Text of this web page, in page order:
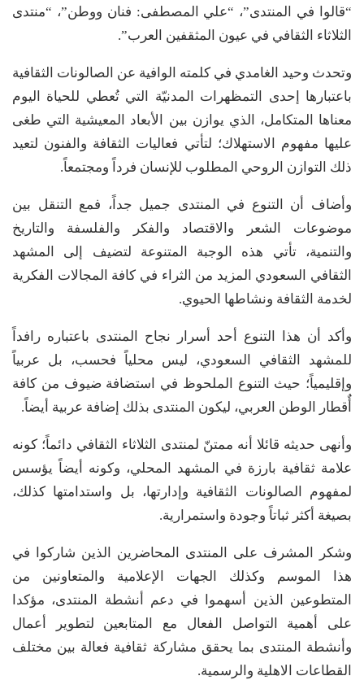
“قالوا في المنتدى”، “علي المصطفى: فنان ووطن”، “منتدى
الثلاثاء الثقافي في عيون المثقفين العرب”.
وتحدث وحيد الغامدي في كلمته الوافية عن الصالونات الثقافية
باعتبارها إحدى التمظهرات المدنيّة التي تُعطي للحياة اليوم
معناها المتكامل، الذي يوازن بين الأبعاد المعيشية التي طغى
عليها مفهوم الاستهلاك؛ لتأتي فعاليات الثقافة والفنون لتعيد
ذلك التوازن الروحي المطلوب للإنسان فرداً ومجتمعاً.
وأضاف أن التنوع في المنتدى جميل جداً، فمع التنقل بين
موضوعات الشعر والاقتصاد والفكر والفلسفة والتاريخ
والتنمية، تأتي هذه الوجبة المتنوعة لتضيف إلى المشهد
الثقافي السعودي المزيد من الثراء في كافة المجالات الفكرية
لخدمة الثقافة ونشاطها الحيوي.
وأكد أن هذا التنوع أحد أسرار نجاح المنتدى باعتباره رافداً
للمشهد الثقافي السعودي، ليس محلياً فحسب، بل عربياً
وإقليمياً؛ حيث التنوع الملحوظ في استضافة ضيوف من كافة
أٌقطار الوطن العربي، ليكون المنتدى بذلك إضافة عربية أيضاً.
وأنهى حديثه قائلا أنه ممتنّ لمنتدى الثلاثاء الثقافي دائماً؛ كونه
علامة ثقافية بارزة في المشهد المحلي، وكونه أيضاً يؤسس
لمفهوم الصالونات الثقافية وإدارتها، بل واستدامتها كذلك،
بصيغة أكثر ثباتاً وجودة واستمرارية.
وشكر المشرف على المنتدى المحاضرين الذين شاركوا في
هذا الموسم وكذلك الجهات الإعلامية والمتعاونين من
المتطوعين الذين أسهموا في دعم أنشطة المنتدى، مؤكدا
على أهمية التواصل الفعال مع المتابعين لتطوير أعمال
وأنشطة المنتدى بما يحقق مشاركة ثقافية فعالة بين مختلف
القطاعات الاهلية والرسمية.